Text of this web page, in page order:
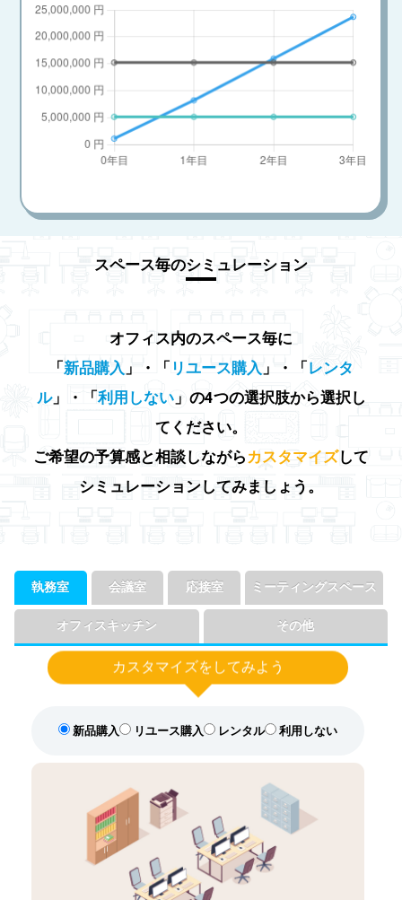
スペース毎のシミュレーション
オフィス内のスペース毎に
「 新品購入 」・「 リユース購入 」・「 レンタ
ル」・「 利用しない」の4つの選択肢から選択し
てください。
ご希望の予算感と相談しながらカスタマイズして
シミュレーションしてみましょう。
執務室
カスタマイズを してみよう
新品購入 リユース購入 レンタル 利用しない
会議室 応接室 ミーティングスペース
オフィスキッチン その他